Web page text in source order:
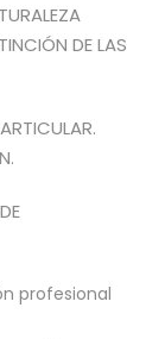
DE LAS
profesional